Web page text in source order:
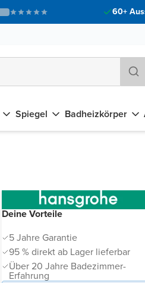
60+
Spiegel Badheizkörper
Deine Vorteile
5 Jahre Garantie
95 % direkt ab Lager lieferbar
Über 20 Jahre Badezimmer-
Erfahrung